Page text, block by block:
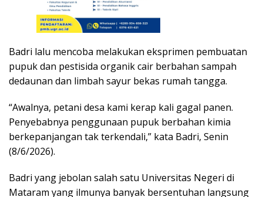
Badri lalu mencoba melakukan eksprimen pembuatan
pupuk dan pestisida organik cair berbahan sampah
dedaunan dan limbah sayur bekas rumah tangga.
“Awalnya, petani desa kami kerap kali gagal panen.
Penyebabnya penggunaan pupuk berbahan kimia
berkepanjangan tak terkendali,” kata Badri, Senin
(8/6/2026).
Badri yang jebolan salah satu Universitas Negeri di
Mataram yang ilmunya banyak bersentuhan langsung